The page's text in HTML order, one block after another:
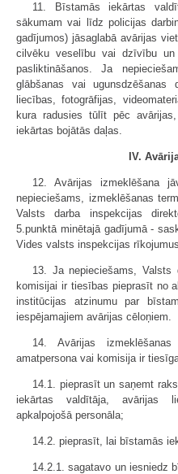
11. Bīstamās iekārtas
sākumam vai līdz policijas
gadījumos) jāsaglabā avārijas
cilvēku veselību vai dzīvību
pasliktināšanos. Ja
glābšanas vai ugunsdzēšanas
liecības, fotogrāfijas,
kura radusies tūlīt pēc
iekārtas bojātās daļas.
IV.
12. Avārijas izmeklēšana
nepieciešams, izmeklēšanas
Valsts darba inspekcijas
5.punktā minētajā gadījumā -
Vides valsts inspekcijas
13. Ja nepieciešams, Valsts
komisijai ir tiesības pieprasīt no
institūcijas atzinumu par
iespējamajiem avārijas cēloņiem.
14. Avārijas
amatpersona vai komisija ir
14.1. pieprasīt un saņemt
iekārtas valdītāja, avārijas
apkalpojošā personāla;
14.2. pieprasīt, lai bīstamās
14.2.1. sagatavo un iesniedz